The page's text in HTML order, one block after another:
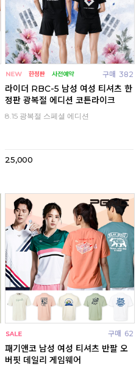
구매 382
라이더 RBC-5 남성 여성 티셔츠 한
정판 광복절 에디션 코튼라이크
8.15 광복절 스페셜 에디션
25,000
구매 62
패기앤코 남성 여성 티셔츠 반팔 오
버핏 데일리 게임웨어